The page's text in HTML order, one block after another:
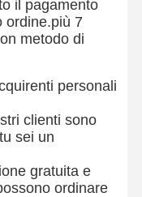
Su Di Noi
il pagamento
ordine.più 7
metodo di
personali
clienti sono
sei un
gratuita e
ordinare